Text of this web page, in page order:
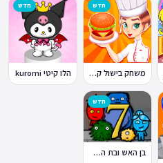
חדש
משחק בישול קדחת הבישול Cooking Fever
חדש
הלו קיטי kuromi
חדש
בן האש ובת המים 7: וחברים